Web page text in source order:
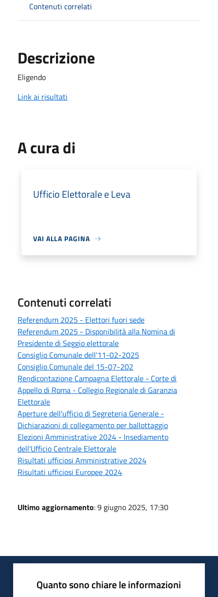
Contenuti correlati
Descrizione
Eligendo
Link ai risultati
A cura di
Ufficio Elettorale e Leva
VAI ALLA PAGINA
Contenuti correlati
Referendum 2025 - Elettori fuori sede
Referendum 2025 - Disponibilità alla Nomina di
Presidente di Seggio elettorale
Consiglio Comunale dell'11-02-2025
Consiglio Comunale del 15-07-202
Rendicontazione Campagna Elettorale - Corte di
Appello di Roma - Collegio Regionale di Garanzia
Elettorale
Aperture dell'ufficio di Segreteria Generale -
Dichiarazioni di collegamento per ballottaggio
Elezioni Amministrative 2024 - Insediamento
dell'Ufficio Centrale Elettorale
Risultati ufficiosi Amministrative 2024
Risultati ufficiosi Europee 2024
Ultimo aggiornamento: 9 giugno 2025, 17:30
Quanto sono chiare le informazioni